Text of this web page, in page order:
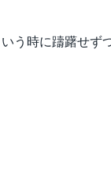
う時に躊躇せず